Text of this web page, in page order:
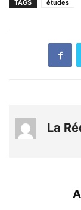
TAGS études
La